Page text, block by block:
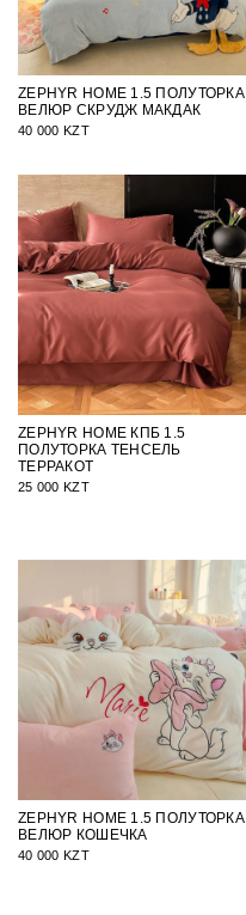
ZEPHYR HOME 1.5 ПОЛУТОРКА
ВЕЛЮР СКРУДЖ МАКДАК
40 000 KZT
ZEPHYR HOME КПБ 1.5
ПОЛУТОРКА ТЕНСЕЛЬ
ТЕРРАКОТ
25 000 KZT
ZEPHYR HOME 1.5 ПОЛУТОРКА
ВЕЛЮР КОШЕЧКА
40 000 KZT